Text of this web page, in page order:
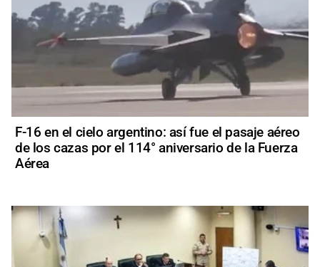
F-16 en el cielo argentino: así fue el pasaje aéreo
de los cazas por el 114° aniversario de la Fuerza
Aérea